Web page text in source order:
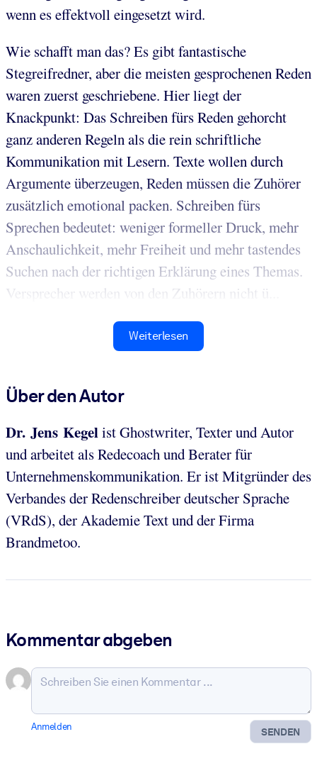
wenn es effektvoll eingesetzt wird.
Wie schafft man das? Es gibt fantastische
Stegreifredner, aber die meisten gesprochenen Reden
waren zuerst geschriebene. Hier liegt der
Knackpunkt: Das Schreiben fürs Reden gehorcht
ganz anderen Regeln als die rein schriftliche
Kommunikation mit Lesern. Texte wollen durch
Argumente überzeugen, Reden müssen die Zuhörer
zusätzlich emotional packen. Schreiben fürs
Sprechen bedeutet: weniger formeller Druck, mehr
Anschaulichkeit, mehr Freiheit und mehr tastendes
Suchen nach der richtigen Erklärung eines Themas.
Versprecher werden von den Zuhörern nicht ü...
Weiterlesen
Über den Autor
Dr. Jens Kegelist Ghostwriter, Texter und Autor
und arbeitet als Redecoach und Berater für
Unternehmenskommunikation. Er ist Mitgründer des
Verbandes der Redenschreiber deutscher Sprache
(VRdS), der Akademie Text und der Firma
Brandmetoo.
Kommentar abgeben
SENDEN
Anmelden